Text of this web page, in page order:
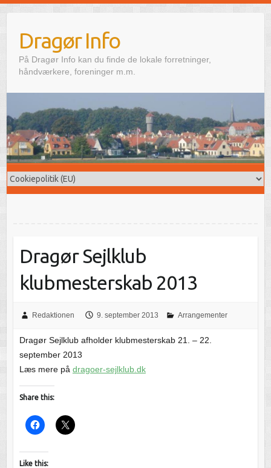
Dragør Info
På Dragør Info kan du finde de lokale forretninger,
håndværkere, foreninger m.m.
Dragør Sejlklub
klubmesterskab 2013
Redaktionen 9. september 2013 Arrangementer
Dragør Sejlklub afholder klubmesterskab 21. – 22.
september 2013
Læs mere på dragoer-sejlklub.dk
Share this:
Like this: